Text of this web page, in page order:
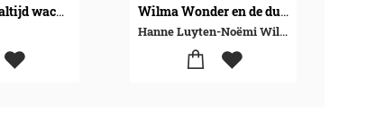
Op jou wil ik altijd wachten
Wilma Wonder en de duif
Hanne Luyten-Noëmi Willemen